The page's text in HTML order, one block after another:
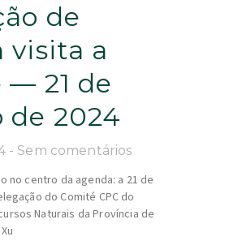
de
visita a
— 21 de
2024
Sem comentários
no centro da agenda: a 21 de
do Comité CPC do
Naturais da Província de